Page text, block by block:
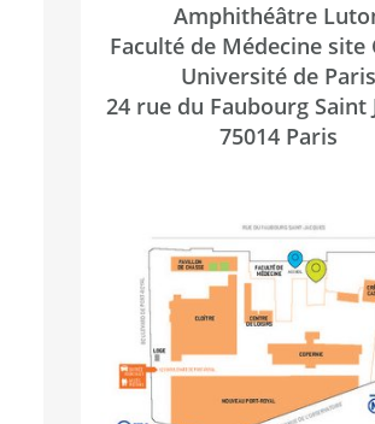
Amphithéâtre
Faculté de Médecine site
Université de Paris
24 rue du Faubourg Saint
75014 Paris